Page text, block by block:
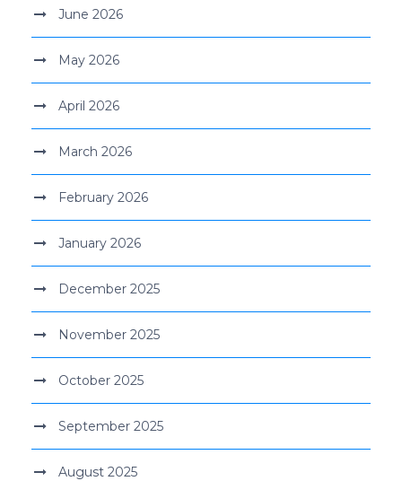
June 2026
May 2026
April 2026
March 2026
February 2026
January 2026
December 2025
November 2025
October 2025
September 2025
August 2025